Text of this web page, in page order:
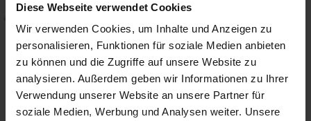
Diese Webseite verwendet Cookies
Wir verwenden Cookies, um Inhalte und Anzeigen zu
personalisieren, Funktionen für soziale Medien anbieten
zu können und die Zugriffe auf unsere Website zu
analysieren. Außerdem geben wir Informationen zu Ihrer
Verwendung unserer Website an unsere Partner für
soziale Medien, Werbung und Analysen weiter. Unsere
Premium
Valentine's Arrangement
110,00 €